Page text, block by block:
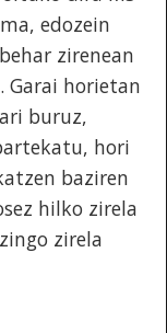
edozein
zirenean
Garai horietan
buruz,
hori
baziren
hilko zirela
zirela